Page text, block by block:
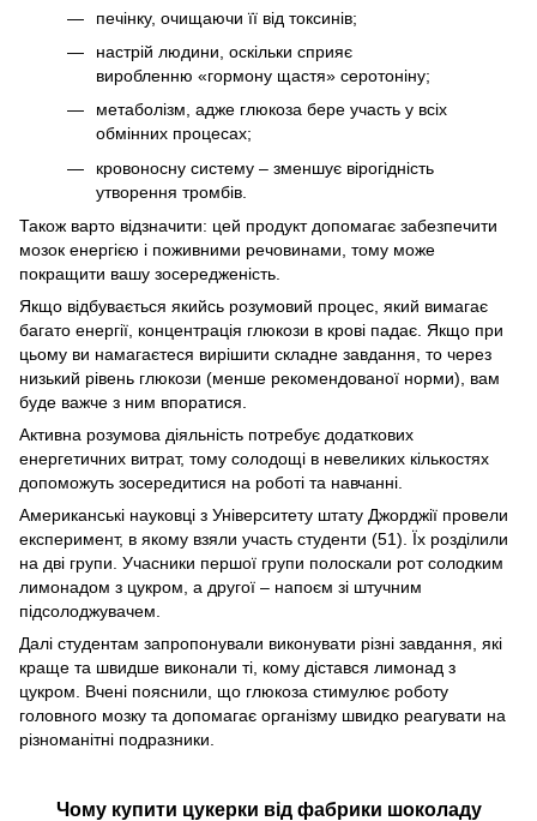
печінку, очищаючи її від токсинів;
настрій людини, оскільки сприяє
виробленню «гормону щастя» серотоніну;
метаболізм, адже глюкоза бере участь у всіх
обмінних процесах;
кровоносну систему – зменшує вірогідність
утворення тромбів.
Також варто відзначити: цей продукт допомагає забезпечити
мозок енергією і поживними речовинами, тому може
покращити вашу зосередженість.
Якщо відбувається якийсь розумовий процес, який вимагає
багато енергії, концентрація глюкози в крові падає. Якщо при
цьому ви намагаєтеся вирішити складне завдання, то через
низький рівень глюкози (менше рекомендованої норми), вам
буде важче з ним впоратися.
Активна розумова діяльність потребує додаткових
енергетичних витрат, тому солодощі в невеликих кількостях
допоможуть зосередитися на роботі та навчанні.
Американські науковці з Університету штату Джорджії провели
експеримент, в якому взяли участь студенти (51). Їх розділили
на дві групи. Учасники першої групи полоскали рот солодким
лимонадом з цукром, а другої – напоєм зі штучним
підсолоджувачем.
Далі студентам запропонували виконувати різні завдання, які
краще та швидше виконали ті, кому дістався лимонад з
цукром. Вчені пояснили, що глюкоза стимулює роботу
головного мозку та допомагає організму швидко реагувати на
різноманітні подразники.
Чому купити цукерки від фабрики шоколаду